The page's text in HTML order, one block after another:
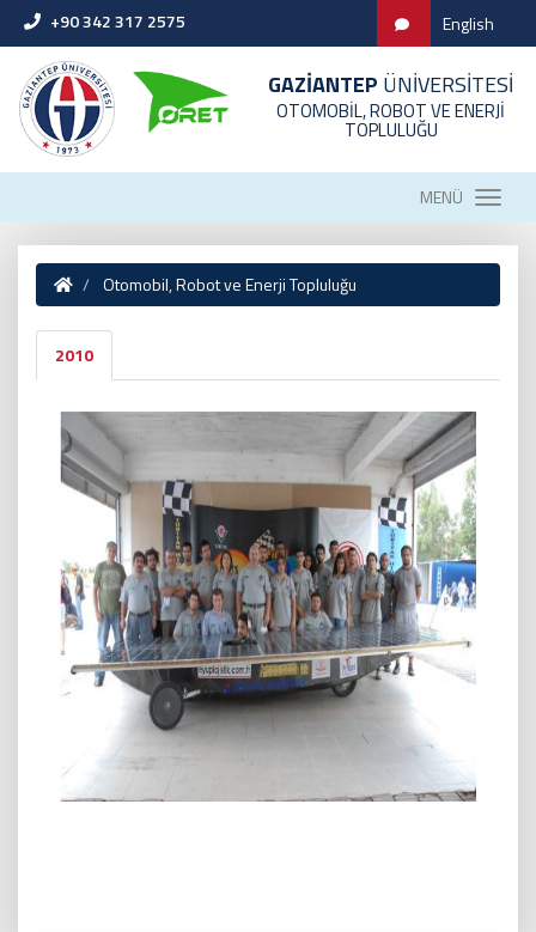
+90 342 317 2575 English
GAZİANTEP ÜNİVERSİTESİ
OTOMOBİL, ROBOT VE ENERJİ
TOPLULUĞU
MENÜ
Otomobil, Robot ve Enerji Topluluğu
2010